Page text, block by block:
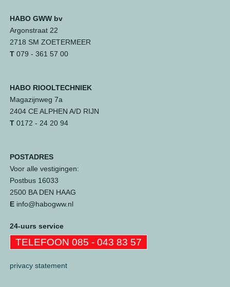
HABO GWW bv
Argonstraat 22
2718 SM ZOETERMEER
T079 - 361 57 00
HABO RIOOLTECHNIEK
Magazijnweg 7a
2404 CE ALPHEN A/D RIJN
T0172 - 24 20 94
POSTADRES
Voor alle vestigingen:
Postbus 16033
2500 BA DEN HAAG
Einfo@habogww.nl
24-uurs service
TELEFOON 085 - 043 83 57
privacy statement